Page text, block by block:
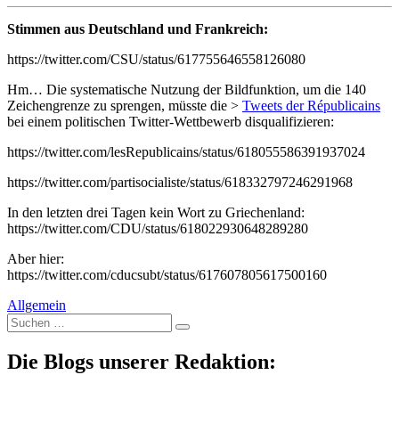
Stimmen aus Deutschland und Frankreich:
https://twitter.com/CSU/status/617755646558126080
Hm… Die systematische Nutzung der Bildfunktion, um die 140
Zeichengrenze zu sprengen, müsste die > Tweets der Républicains
bei einem politischen Twitter-Wettbewerb disqualifizieren:
https://twitter.com/lesRepublicains/status/618055586391937024
https://twitter.com/partisocialiste/status/618332797246291968
In den letzten drei Tagen kein Wort zu Griechenland:
https://twitter.com/CDU/status/618022930648289280
Aber hier:
https://twitter.com/cducsubt/status/617607805617500160
Allgemein
Suche
nach:
Die Blogs unserer Redaktion: